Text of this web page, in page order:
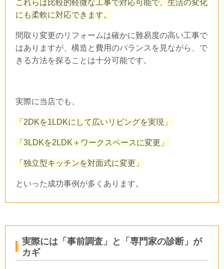
これらは比較的軽微な工事で対応可能で、生活の変化
にも柔軟に対応できます。
間取り変更のリフォームは確かに難易度の高い工事で
はありますが、構造と費用のバランスを見ながら、で
きる方法を探ることは十分可能です。
実際に当店でも、
「 2DKを1LDKにして広いリビングを実現」
「 3LDKを2LDK ＋ワークスペースに変更」
「独立型キッチンを対面式に変更」
といった成功事例が多くあります。
実際には「事前調査」と「専門家の診断」が
カギ